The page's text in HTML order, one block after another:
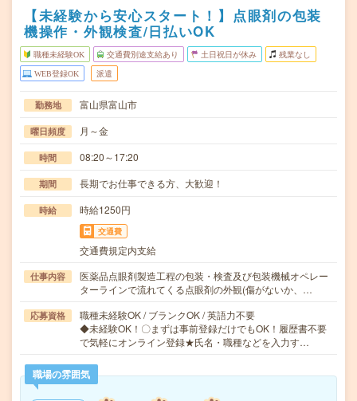
【未経験から安心スタート！】点眼剤の包装
機操作・外観検査/日払いOK
職種未経験OK 交通費別途支給あり 土日祝日が休み 残業なし
WEB登録OK 派遣
勤務地 富山県富山市
曜日頻度 月～金
時間 08:20～17:20
期間 長期でお仕事できる方、大歓迎！
時給 時給1250円
交通費
交通費規定内支給
仕事内容
医薬品点眼剤製造工程の包装・検査及び包装機械オペレー
ターラインで流れてくる点眼剤の外観(傷がないか、…
応募資格
職種未経験OK / ブランクOK / 英語力不要
◆未経験OK！〇まずは事前登録だけでもOK！履歴書不要
で気軽にオンライン登録★氏名・職種などを入力す…
職場の雰囲気